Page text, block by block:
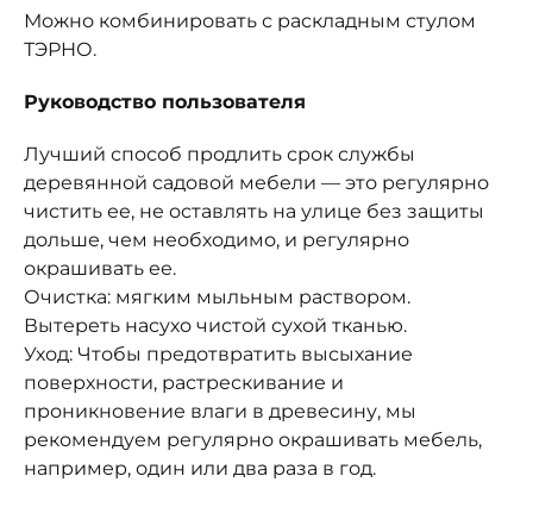
Можно комбинировать с раскладным стулом
ТЭРНО.
Руководство пользователя
Лучший способ продлить срок службы
деревянной садовой мебели — это регулярно
чистить ее, не оставлять на улице без защиты
дольше, чем необходимо, и регулярно
окрашивать ее.
Очистка: мягким мыльным раствором.
Вытереть насухо чистой сухой тканью.
Уход: Чтобы предотвратить высыхание
поверхности, растрескивание и
проникновение влаги в древесину, мы
рекомендуем регулярно окрашивать мебель,
например, один или два раза в год.